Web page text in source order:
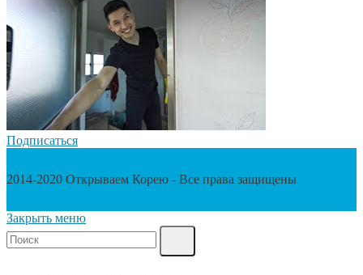
Подписаться
2014-2020 Открываем Корею - Все права защищены
Закрыть меню